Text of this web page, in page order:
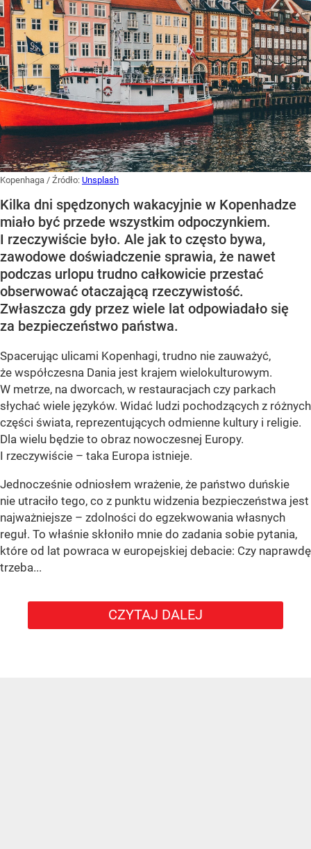
Kopenhaga / Źródło: Unsplash
Kilka dni spędzonych wakacyjnie w Kopenhadze
miało być przede wszystkim odpoczynkiem.
I rzeczywiście było. Ale jak to często bywa,
zawodowe doświadczenie sprawia, że nawet
podczas urlopu trudno całkowicie przestać
obserwować otaczającą rzeczywistość.
Zwłaszcza gdy przez wiele lat odpowiadało się
za bezpieczeństwo państwa.
Spacerując ulicami Kopenhagi, trudno nie zauważyć,
że współczesna Dania jest krajem wielokulturowym.
W metrze, na dworcach, w restauracjach czy parkach
słychać wiele języków. Widać ludzi pochodzących z różnych
części świata, reprezentujących odmienne kultury i religie.
Dla wielu będzie to obraz nowoczesnej Europy.
I rzeczywiście – taka Europa istnieje.
Jednocześnie odniosłem wrażenie, że państwo duńskie
nie utraciło tego, co z punktu widzenia bezpieczeństwa jest
najważniejsze – zdolności do egzekwowania własnych
reguł. To właśnie skłoniło mnie do zadania sobie pytania,
które od lat powraca w europejskiej debacie: Czy naprawdę
trzeba...
CZYTAJ DALEJ